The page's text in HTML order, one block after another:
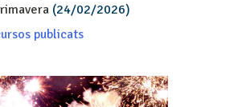
(24/02/2026)
publicats